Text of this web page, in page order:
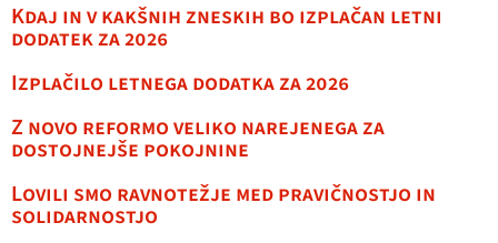
Kdaj in v kakšnih zneskih bo izplačan letni
dodatek za 2026
Izplačilo letnega dodatka za 2026
Z novo reformo veliko narejenega za
dostojnejše pokojnine
Lovili smo ravnotežje med pravičnostjo in
solidarnostjo